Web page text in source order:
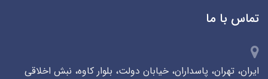
تماس با ما
ایران، تهران، پاسداران، خیابان دولت، بلوار کاوه، نبش اخلاقی